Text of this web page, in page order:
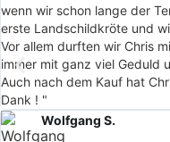
wenn wir schon lange der
erste Landschildkröte und
Vor allem durften wir Chris
immer mit ganz viel Geduld
Auch nach dem Kauf hat
Dank ! "
Wolfgang S.